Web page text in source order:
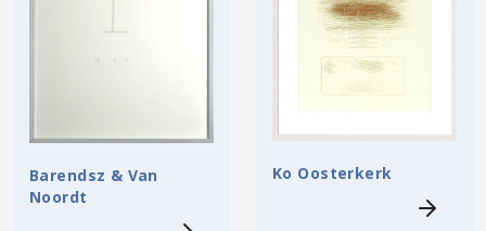
Barendsz & Van
Noordt
Ko Oosterkerk